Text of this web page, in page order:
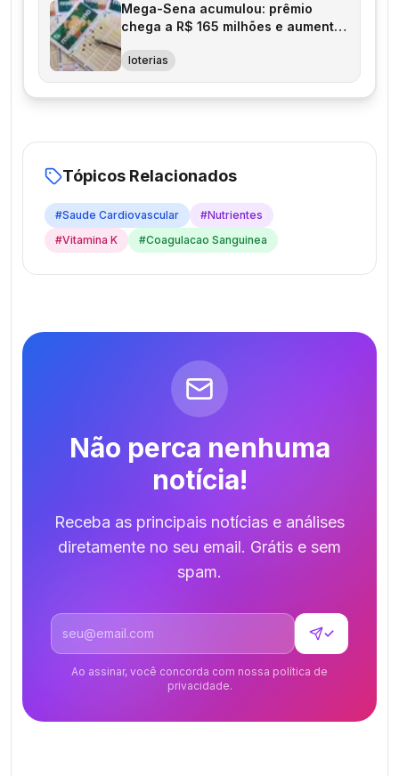
Mega-Sena acumulou: prêmio
chega a R$ 165 milhões e aumenta
loterias
Tópicos Relacionados
#Saude Cardiovascular #Nutrientes
#Vitamina K #Coagulacao Sanguinea
Não perca nenhuma
notícia!
Receba as principais notícias e análises
diretamente no seu email. Grátis e sem
spam.
Endereço de email
✓
Ao assinar, você concorda com nossa política de
privacidade.